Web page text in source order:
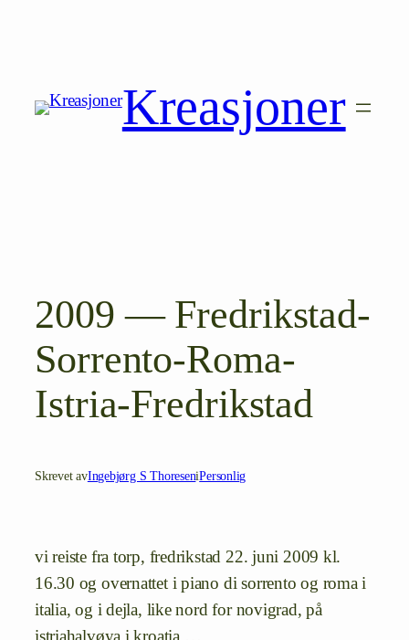
Kreasjoner
2009 — Fredrikstad-
Sorrento-Roma-
Istria-Fredrikstad
Skrevet avIngebjørg S ThoreseniPersonlig
vi reiste fra torp, fredrikstad 22. juni 2009 kl.
16.30 og overnattet i piano di sorrento og roma i
italia, og i dejla, like nord for novigrad, på